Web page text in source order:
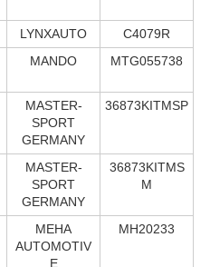
LYNXAUTO
C4079R
MANDO MTG055738
MASTER-
SPORT
GERMANY
36873KITMSP
MASTER-
SPORT
GERMANY
36873KITMS
M
MEHA
AUTOMOTIV
E
MH20233